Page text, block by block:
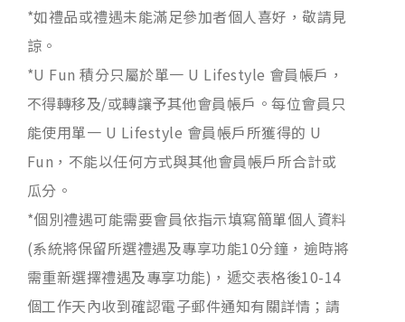
*如禮品或禮遇未能滿足參加者個人喜好，敬請見
諒。
*U Fun 積分只屬於單一 U Lifestyle 會員帳戶，
不得轉移及/或轉讓予其他會員帳戶。每位會員只
能使用單一 U Lifestyle 會員帳戶所獲得的 U
Fun，不能以任何方式與其他會員帳戶所合計或
瓜分。
*個別禮遇可能需要會員依指示填寫簡單個人資料
(系統將保留所選禮遇及專享功能10分鐘，逾時將
需重新選擇禮遇及專享功能)，遞交表格後10-14
個工作天內收到確認電子郵件通知有關詳情；請